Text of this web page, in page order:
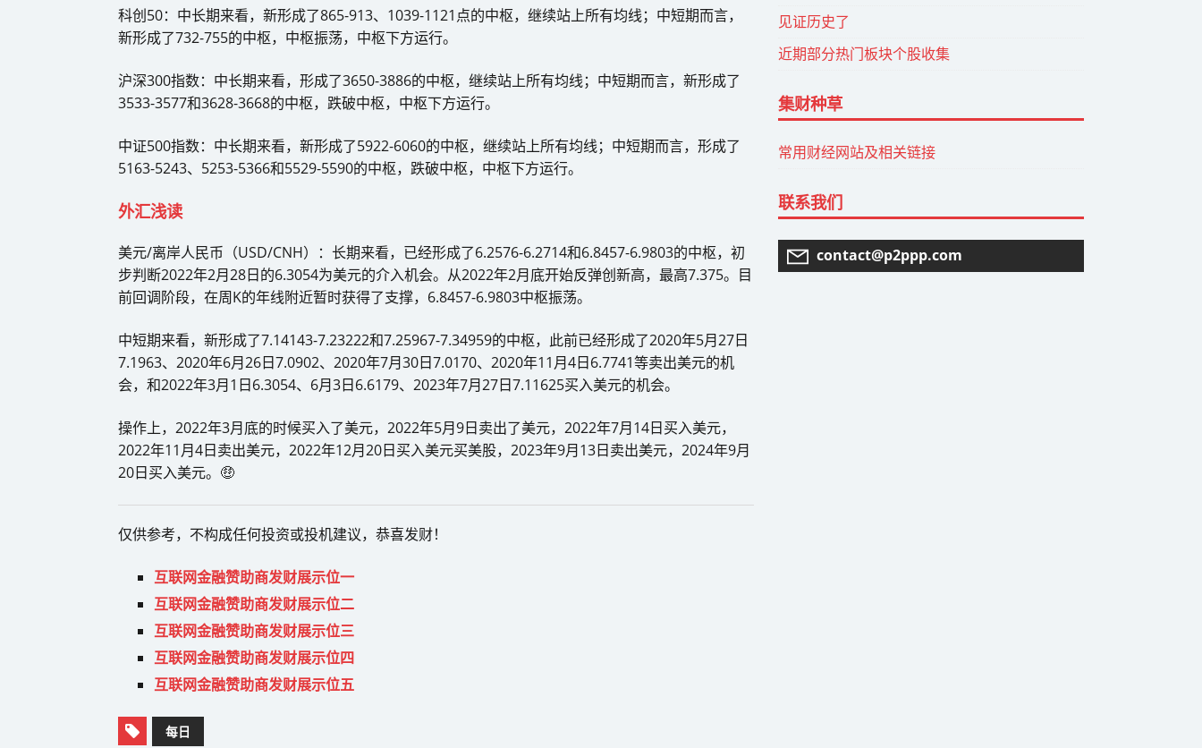
科创50：中长期来看，新形成了865-913、1039-1121点的中枢，继续站上所有均线；中短期而言，
新形成了732-755的中枢，中枢振荡，中枢下方运行。
沪深300指数：中长期来看，形成了3650-3886的中枢，继续站上所有均线；中短期而言，新形成了
3533-3577和3628-3668的中枢，跌破中枢，中枢下方运行。
中证500指数：中长期来看，新形成了5922-6060的中枢，继续站上所有均线；中短期而言，形成了
5163-5243、5253-5366和5529-5590的中枢，跌破中枢，中枢下方运行。
外汇浅读
美元/离岸人民币（USD/CNH）：长期来看，已经形成了6.2576-6.2714和6.8457-6.9803的中枢，初
步判断2022年2月28日的6.3054为美元的介入机会。从2022年2月底开始反弹创新高，最高7.375。目
前回调阶段，在周K的年线附近暂时获得了支撑，6.8457-6.9803中枢振荡。
中短期来看，新形成了7.14143-7.23222和7.25967-7.34959的中枢，此前已经形成了2020年5月27日
7.1963、2020年6月26日7.0902、2020年7月30日7.0170、2020年11月4日6.7741等卖出美元的机
会，和2022年3月1日6.3054、6月3日6.6179、2023年7月27日7.11625买入美元的机会。
操作上，2022年3月底的时候买入了美元，2022年5月9日卖出了美元，2022年7月14日买入美元，
2022年11月4日卖出美元，2022年12月20日买入美元买美股，2023年9月13日卖出美元，2024年9月
20日买入美元。🤑
仅供参考，不构成任何投资或投机建议，恭喜发财！
互联网金融赞助商发财展示位一
互联网金融赞助商发财展示位二
互联网金融赞助商发财展示位三
互联网金融赞助商发财展示位四
互联网金融赞助商发财展示位五
每日
见证历史了
近期部分热门板块个股收集
集财种草
常用财经网站及相关链接
联系我们
contact@p2ppp.com